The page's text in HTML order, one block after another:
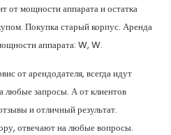
от мощности аппарата и остатка
Покупка старый корпус. Аренда
аппарата: W, W.
от арендодателя, всегда идут
любые запросы. А от клиентов
и отличный результат.
отвечают на любые вопросы.